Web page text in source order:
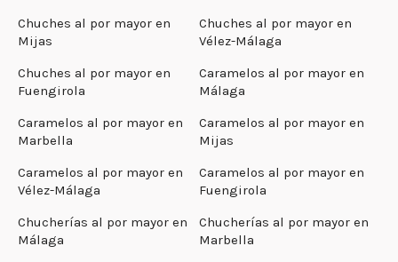
Chuches al por mayor en
Mijas
Chuches al por mayor en
Vélez-Málaga
Chuches al por mayor en
Fuengirola
Caramelos al por mayor en
Málaga
Caramelos al por mayor en
Marbella
Caramelos al por mayor en
Mijas
Caramelos al por mayor en
Vélez-Málaga
Caramelos al por mayor en
Fuengirola
Chucherías al por mayor en
Málaga
Chucherías al por mayor en
Marbella